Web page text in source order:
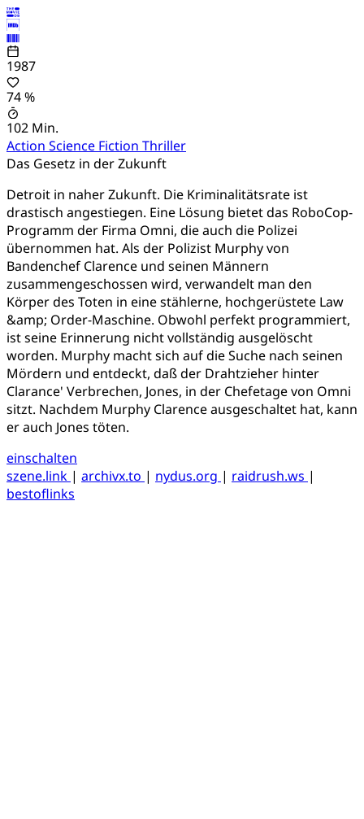
1987
74 %
102 Min.
Action Science Fiction Thriller
Das Gesetz in der Zukunft
Detroit in naher Zukunft. Die Kriminalitätsrate ist
drastisch angestiegen. Eine Lösung bietet das RoboCop-
Programm der Firma Omni, die auch die Polizei
übernommen hat. Als der Polizist Murphy von
Bandenchef Clarence und seinen Männern
zusammengeschossen wird, verwandelt man den
Körper des Toten in eine stählerne, hochgerüstete Law
&amp; Order-Maschine. Obwohl perfekt programmiert,
ist seine Erinnerung nicht vollständig ausgelöscht
worden. Murphy macht sich auf die Suche nach seinen
Mördern und entdeckt, daß der Drahtzieher hinter
Clarance' Verbrechen, Jones, in der Chefetage von Omni
sitzt. Nachdem Murphy Clarence ausgeschaltet hat, kann
er auch Jones töten.
einschalten
szene.link | archivx.to | nydus.org | raidrush.ws |
bestoflinks